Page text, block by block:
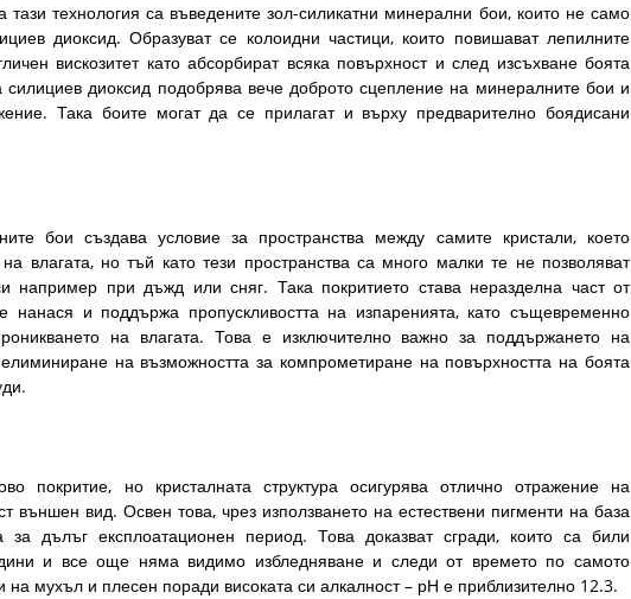
тази технология са въведените зол-силикатни минерални бои, които не само
диоксид. Образуват се колоидни частици, които повишават лепилните
вискозитет като абсорбират всяка повърхност и след изсъхване боята
диоксид подобрява вече доброто сцепление на минералните бои и
Така боите могат да се прилагат и върху предварително боядисани
бои създава условие за пространства между самите кристали, което
влагата, но тъй като тези пространства са много малки те не позволяват
например при дъжд или сняг. Така покритието става неразделна част от
нанася и поддържа пропускливостта на изпаренията, като същевременно
на влагата. Това е изключително важно за поддържането на
на възможността за компрометиране на повърхността на боята
покритие, но кристалната структура осигурява отлично отражение на
външен вид. Освен това, чрез използването на естествени пигменти на база
дълъг експлоатационен период. Това доказват сгради, които са били
и все още няма видимо избледняване и следи от времето по самото
на мухъл и плесен поради високата си алкалност – рН е приблизително 12.3.